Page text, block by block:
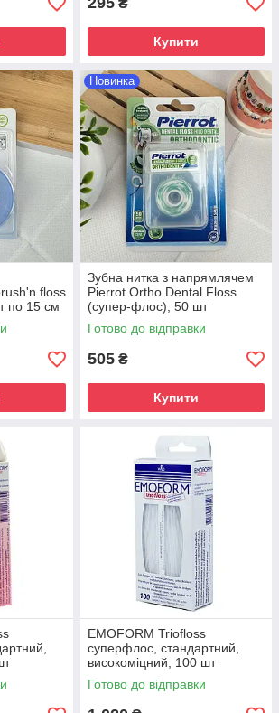
₴
Купити
floss
по 15 см
Новинка
Зубна нитка з напрямлячем
Pierrot Ortho Dental Floss
(супер-флос), 50 шт
Готово до відправки
505 ₴
Купити
EMOFORM Triofloss
суперфлос, стандартний,
високоміцний, 100 шт
Готово до відправки